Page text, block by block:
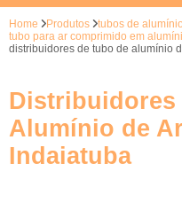
Home Produtos
tubos de
tubo para ar comprimido em
distribuidores de tubo de alumínio
Distribuidores
Alumínio de
Indaiatuba